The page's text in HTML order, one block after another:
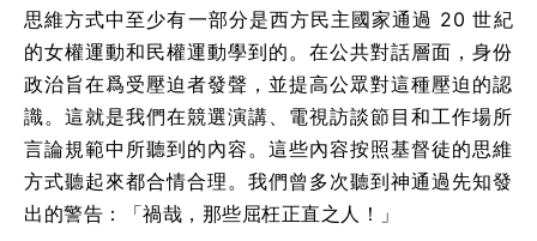
思維方式中至少有一部分是西方民主國家通過 20 世紀
的女權運動和民權運動學到的。在公共對話層面，身份
政治旨在爲受壓迫者發聲，並提高公眾對這種壓迫的認
識。這就是我們在競選演講、電視訪談節目和工作場所
言論規範中所聽到的內容。這些內容按照基督徒的思維
方式聽起來都合情合理。我們曾多次聽到神通過先知發
出的警告：「禍哉，那些屈枉正直之人！」